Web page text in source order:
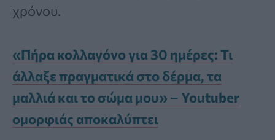
χρόνου.
«Πήρα κολλαγόνο για 30 ημέρες: Τι
άλλαξε πραγματικά στο δέρμα, τα
μαλλιά και το σώμα μου» – Youtuber
ομορφιάς αποκαλύπτει